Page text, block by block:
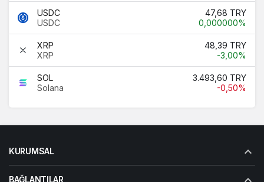
USDC
USDC
47,68 TRY
0,000000%
XRP
XRP
48,39 TRY
-3,00%
SOL
Solana
3.493,60 TRY
-0,50%
KURUMSAL
BAĞLANTILAR